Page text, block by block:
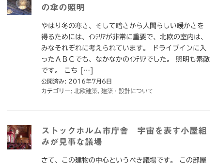
の傘の照明
やはり冬の寒さ、そして暗さから人間らしい暖かさを
得るためには、ｲﾝﾃﾘｱが非常に重要で、北欧の室内は、
みなそれぞれに考えられています。 ドライブインに入
ったＡＢＣでも、なかなかのｲﾝﾃﾘｱでした。 照明も素敵
です。 こち […]
公開済み: 2016年7月6日
カテゴリー: 北欧建築 建築・設計について
ストックホルム市庁舎 宇宙を表す小屋組
みが見事な議場
さて、この建物の中心というべき議場です。 この部屋